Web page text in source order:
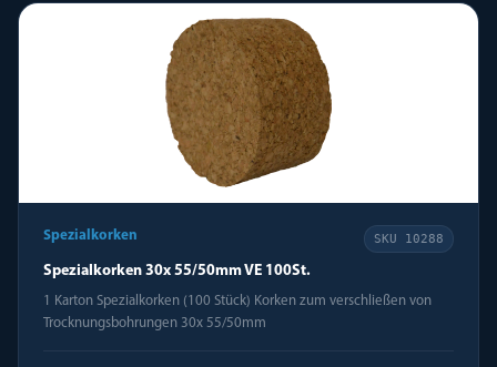
Spezialkorken SKU 10288
Spezialkorken 30x 55/50mm VE 100St.
1 Karton Spezialkorken (100 Stück) Korken zum verschließen von
Trocknungsbohrungen 30x 55/50mm